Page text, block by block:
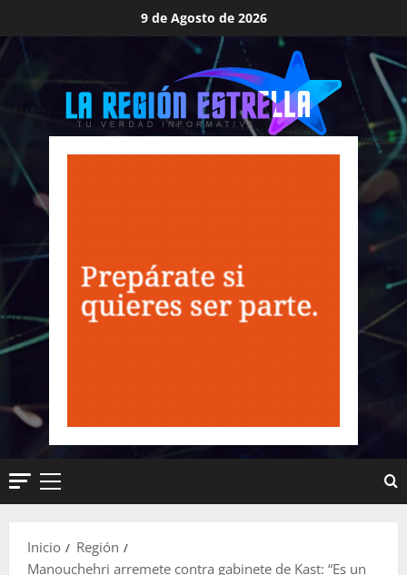
al
contenido
9 de Agosto de 2026
Menú
Inicio
Región
Manouchehri arremete contra gabinete de Kast: “Es un